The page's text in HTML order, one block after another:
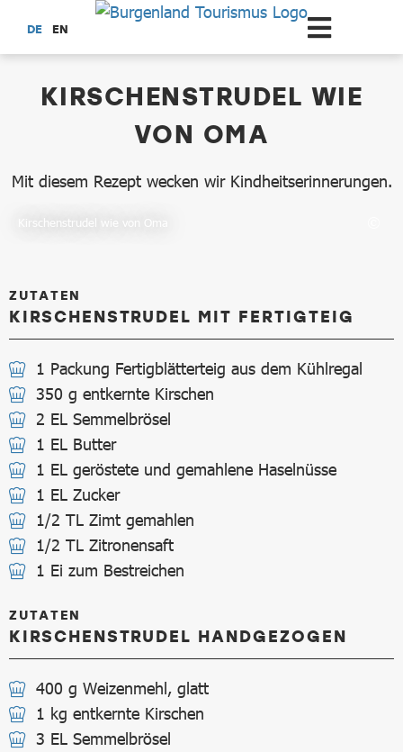
Zum Hauptinhalt springen
DE EN
KIRSCHENSTRUDEL WIE
VON OMA
Mit diesem Rezept wecken wir Kindheitserinnerungen.
Kirschenstrudel wie von Oma
ZUTATEN
KIRSCHENSTRUDEL MIT FERTIGTEIG
1 Packung Fertigblätterteig aus dem Kühlregal
350 g entkernte Kirschen
2 EL Semmelbrösel
1 EL Butter
1 EL geröstete und gemahlene Haselnüsse
1 EL Zucker
1/2 TL Zimt gemahlen
1/2 TL Zitronensaft
1 Ei zum Bestreichen
ZUTATEN
KIRSCHENSTRUDEL HANDGEZOGEN
400 g Weizenmehl, glatt
1 kg entkernte Kirschen
3 EL Semmelbrösel